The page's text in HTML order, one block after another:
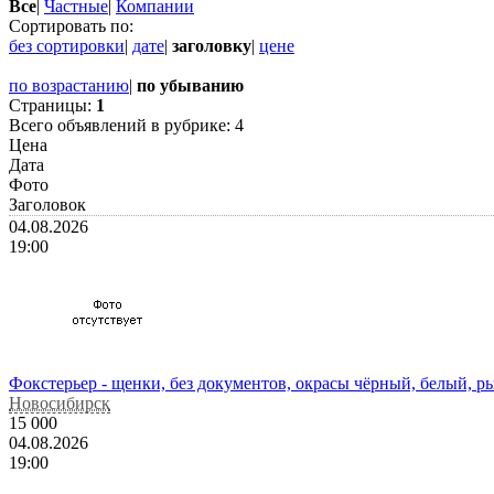
Все| Частные| Компании
Сортировать по:
без сортировки| дате| заголовку| цене
по возрастанию| по убыванию
Страницы: 1
Всего объявлений в рубрике: 4
Цена
Дата
Фото
Заголовок
04.08.2026
19:00
Фокстерьер - щенки, без документов, окрасы чёрный, белый,
Новосибирск
15 000
04.08.2026
19:00